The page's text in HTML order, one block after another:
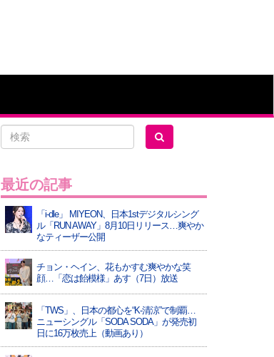
最近の記事
「i-dle」 MIYEON、日本1stデジタルシング
ル「RUN AWAY」8月10日リリース…爽やか
なティーザー公開
チョン・ヘイン、花もかすむ爽やかな笑
顔…「恋は飴模様」あす（7日）放送
「TWS」、日本の都心を“K-清涼”で制覇…
ニューシングル「SODA SODA」が発売初
日に16万枚売上（動画あり）